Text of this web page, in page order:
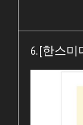
6. [한스